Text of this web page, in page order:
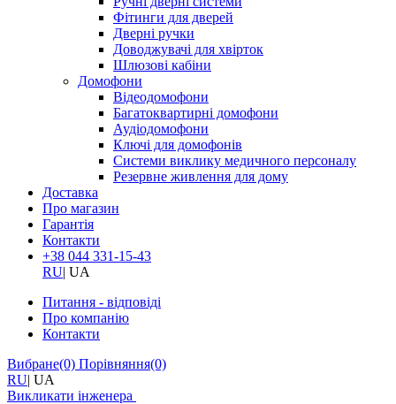
Фітинги для дверей
Дверні ручки
Доводжувачі для хвірток
Шлюзові кабіни
Домофони
Відеодомофони
Багатоквартирні домофони
Аудіодомофони
Ключі для домофонів
Системи виклику медичного персоналу
Резервне живлення для дому
Доставка
Про магазин
Гарантія
Контакти
+38 044 331-15-43
RU| UA
Питання - відповіді
Про компанію
Контакти
Вибране(0) Порівняння(0)
RU| UA
Викликати інженера